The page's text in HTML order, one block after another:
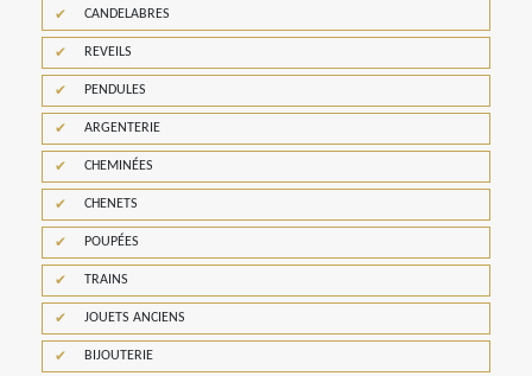
CANDELABRES
REVEILS
PENDULES
ARGENTERIE
CHEMINÉES
CHENETS
POUPÉES
TRAINS
JOUETS ANCIENS
BIJOUTERIE